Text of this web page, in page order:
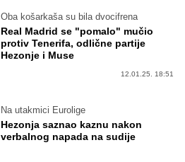
Oba košarkaša su bila dvocifrena
Real Madrid se "pomalo" mučio
protiv Tenerifa, odlične partije
Hezonje i Muse
12.01.25. 18:51
Na utakmici Eurolige
Hezonja saznao kaznu nakon
verbalnog napada na sudije